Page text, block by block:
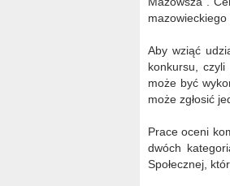
Aby wziąć
konkursu,
może być
może zgłosić
Prace oceni
dwóch
Społecznej,